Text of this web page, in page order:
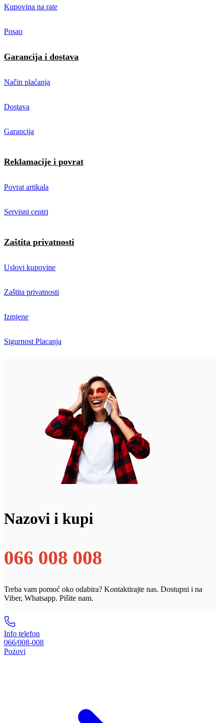
Kupovina na rate
Posao
Garancija i dostava
Način plaćanja
Dostava
Garancija
Reklamacije i povrat
Povrat artikala
Servisni centri
Zaštita privatnosti
Uslovi kupovine
Zaštita privatnosti
Izmjene
Sigurnost Placanja
Nazovi i kupi
066 008 008
Treba vam pomoć oko odabira? Kontaktirajte nas. Dostupni i na
Viber, Whatsapp. Pišite nam.
Info telefon
066/008-008
Pozovi